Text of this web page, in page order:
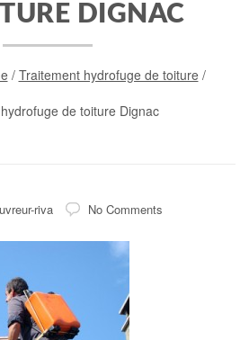
DIGNAC
/ Traitement hydrofuge de toiture/
de toiture Dignac
riva No Comments